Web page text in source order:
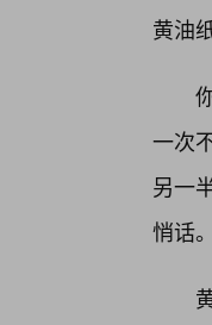
黄油
一次
另一
悄话